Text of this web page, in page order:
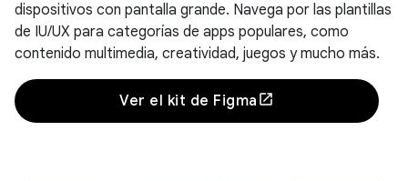
dispositivos con pantalla grande. Navega por las plantillas
de IU/UX para categorías de apps populares, como
contenido multimedia, creatividad, juegos y mucho más.
Ver el kit de Figma